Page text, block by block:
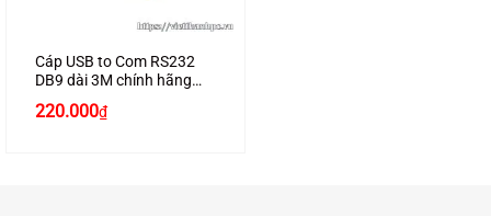
Cáp USB to Com RS232
DB9 dài 3M chính hãng
JASOZ I104
220.000₫